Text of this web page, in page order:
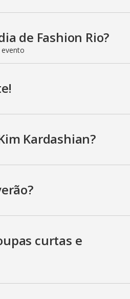
de Fashion Rio?
Kardashian?
curtas e